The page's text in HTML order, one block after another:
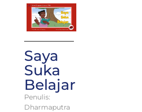
Saya
Suka
Belajar
Penulis:
Dharmaputra